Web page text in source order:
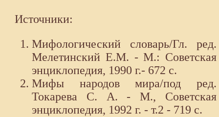
Источники:
Мифологический словарь/Гл. ред.
Мелетинский Е.М. - М.: Советская
энциклопедия, 1990 г.- 672 с.
Мифы народов мира/под ред.
Токарева С. А. - М., Советская
энциклопедия, 1992 г. - т.2 - 719 с.